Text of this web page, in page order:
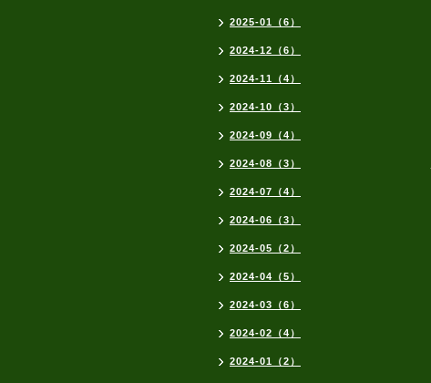
2025-01（6）
2024-12（6）
2024-11（4）
2024-10（3）
2024-09（4）
2024-08（3）
2024-07（4）
2024-06（3）
2024-05（2）
2024-04（5）
2024-03（6）
2024-02（4）
2024-01（2）